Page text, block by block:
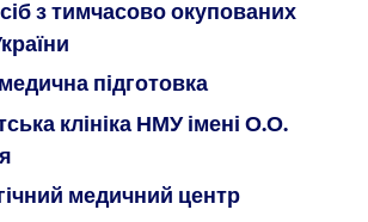
з тимчасово окупованих
підготовка
клініка НМУ імені О.О.
медичний центр